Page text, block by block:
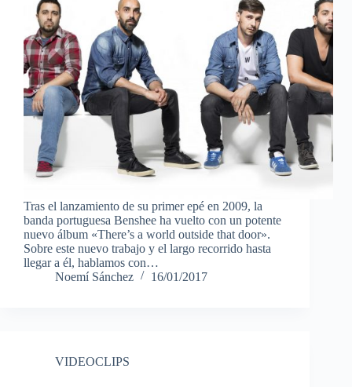
Tras el lanzamiento de su primer epé en 2009, la
banda portuguesa Benshee ha vuelto con un potente
nuevo álbum «There’s a world outside that door».
Sobre este nuevo trabajo y el largo recorrido hasta
llegar a él, hablamos con…
Noemí Sánchez
16/01/2017
VIDEOCLIPS